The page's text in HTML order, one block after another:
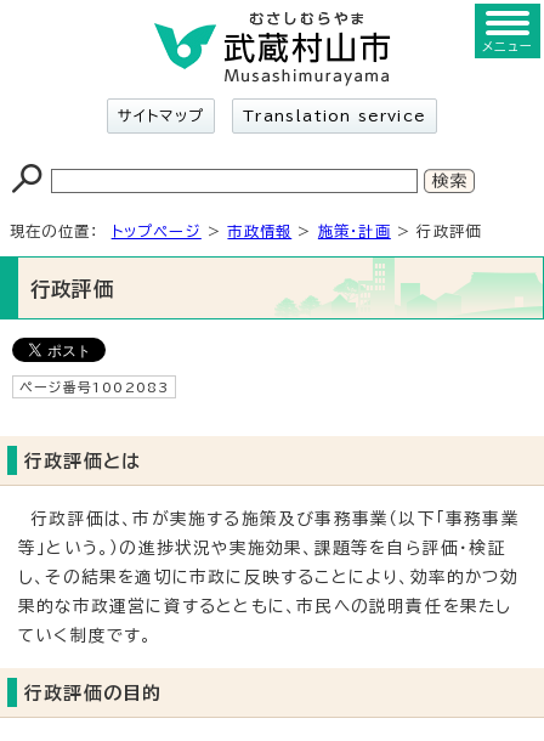
サイトマップ Translation service
メニュー
現在の位置： トップページ >市政情報 > 施策・計画 > 行政評価
行政評価
ページ番号1002083
行政評価とは
行政評価は、市が実施する施策及び事務事業（以下「事務事業
等」という。）の進捗状況や実施効果、課題等を自ら評価・検証
し、その結果を適切に市政に反映することにより、効率的かつ効
果的な市政運営に資するとともに、市民への説明責任を果たし
ていく制度です。
行政評価の目的